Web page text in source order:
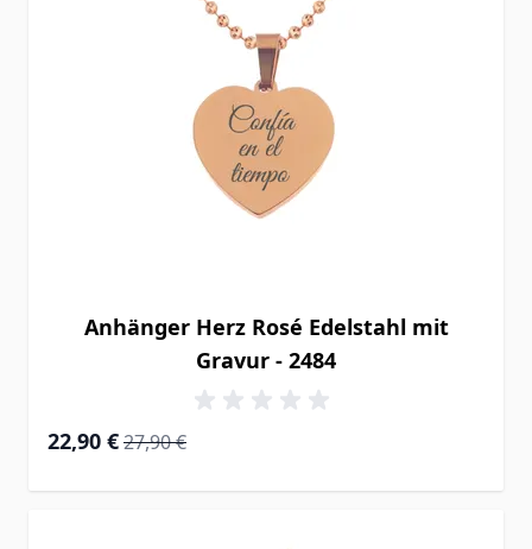
Anhänger Herz Rosé Edelstahl mit
Gravur - 2484
Special Price
22,90 € Regular Price
27,90 €